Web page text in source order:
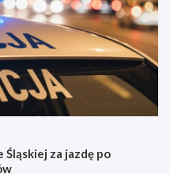
za jazdę po